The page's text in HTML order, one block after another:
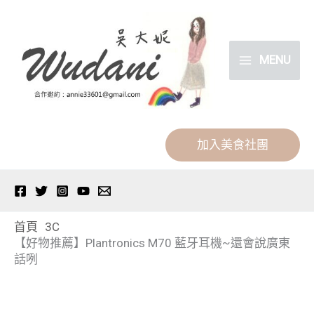
MENU
加入美食社團
首頁 3C
【好物推薦】Plantronics M70 藍牙耳機~還會說廣東
話咧